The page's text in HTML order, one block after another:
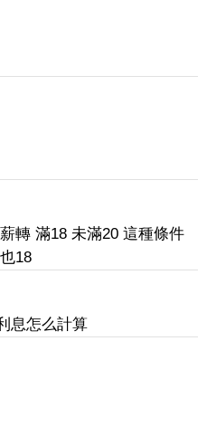
轉 滿18 未滿20 這種條件
18
息怎么計算